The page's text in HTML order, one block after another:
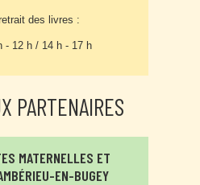
des livres :
- 12 h / 14 h - 17 h
PARTENAIRES
MATERNELLES ET
EN-BUGEY